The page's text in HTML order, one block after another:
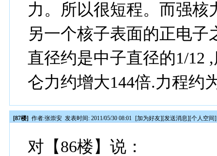
力。所以很短程。而强
另一个核子表面的正电
直径约是中子直径的1/12
仑力约增大144倍.力程约
[87楼] 作者:张崇安 发表时间: 2011/05/30 08:01 [加为好友][发送消息][个人空间]
对【86楼】说：